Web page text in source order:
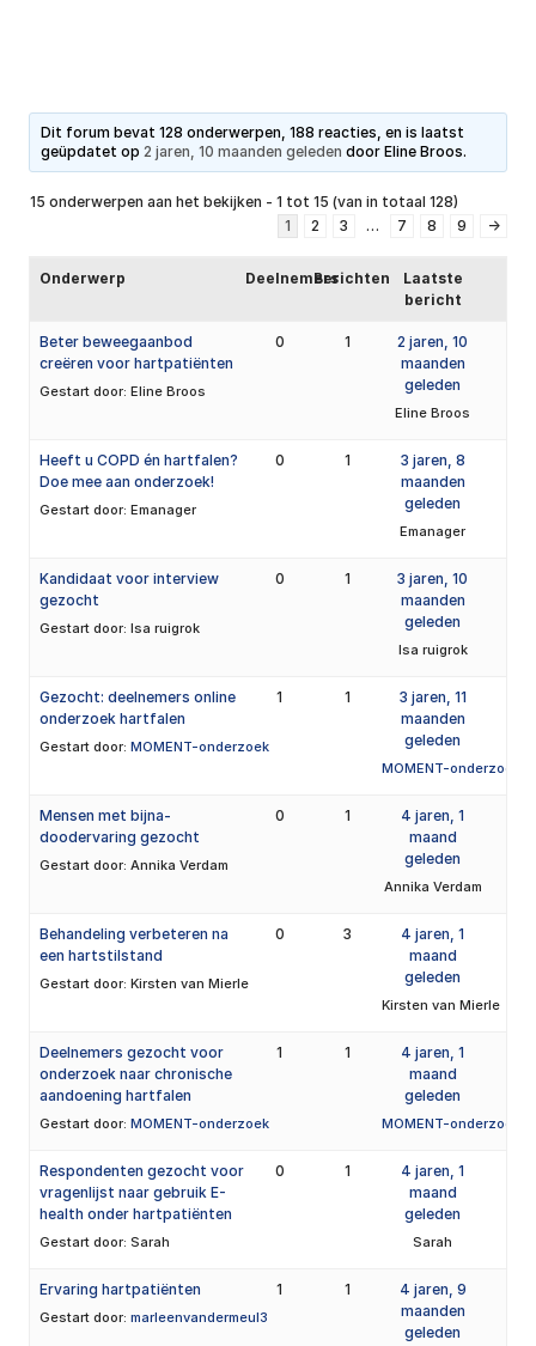
Dit forum bevat 128 onderwerpen, 188 reacties, en is laatst
geüpdatet op2 jaren, 10 maanden geleden doorEline Broos.
15 onderwerpen aan het bekijken - 1 tot 15 (van in totaal 128)
1
2 3 … 7 8 9 →
Onderwerp DeelnemersBerichten
Laatste
bericht
Beter beweegaanbod
creëren voor hartpatiënten
Gestart door: Eline Broos
0 1
2 jaren, 10
maanden
geleden
Eline Broos
Heeft u COPD én hartfalen?
Doe mee aan onderzoek!
Gestart door: Emanager
0 1
3 jaren, 8
maanden
geleden
Emanager
Kandidaat voor interview
gezocht
Gestart door: Isa ruigrok
0 1
3 jaren, 10
maanden
geleden
Isa ruigrok
Gezocht: deelnemers online
onderzoek hartfalen
Gestart door: MOMENT-onderzoek
1 1
3 jaren, 11
maanden
geleden
MOMENT-onderzoek
Mensen met bijna-
doodervaring gezocht
Gestart door: Annika Verdam
0 1
4 jaren, 1
maand
geleden
Annika Verdam
Behandeling verbeteren na
een hartstilstand
Gestart door: Kirsten van Mierle
0 3
4 jaren, 1
maand
geleden
Kirsten van Mierle
Deelnemers gezocht voor
onderzoek naar chronische
aandoening hartfalen
Gestart door: MOMENT-onderzoek
1 1
4 jaren, 1
maand
geleden
MOMENT-onderzoek
Respondenten gezocht voor
vragenlijst naar gebruik E-
health onder hartpatiënten
Gestart door: Sarah
0 1
4 jaren, 1
maand
geleden
Sarah
Ervaring hartpatiënten
Gestart door: marleenvandermeul3
1 1
4 jaren, 9
maanden
geleden